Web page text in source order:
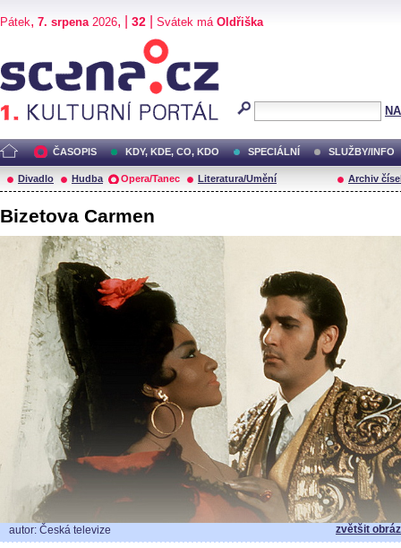
Pátek, 7. srpena2026, | 32 Svátek má Oldřiška
ČASOPIS KDY, KDE, CO, KDO SPECIÁLNÍ SLUŽBY/INFO
Divadlo Hudba Opera/Tanec Literatura/Umění Archiv
Bizetova Carmen
autor: Česká televize zvětšit